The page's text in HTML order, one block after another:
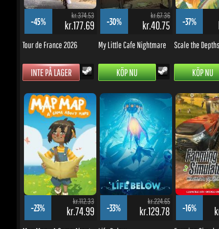
Tour de France 2026
INTE PÅ LAGER
My Little Cafe Nightmare
KÖP NU
Scale the Depths
KÖP NU
-23%
kr.112.33
kr.74.99
Map Map - A Game About
Maps
KÖP NU
-33%
kr.224.65
kr.129.78
Life Below
KÖP NU
-16%
Farming
Nintendo Switch...
KÖP NU